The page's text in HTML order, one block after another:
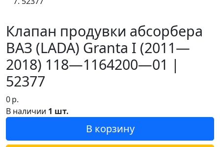
Клапан продувки абсорбера
ВАЗ (LADA) Granta I (2011—
2018) 118—1164200—01 |
52377
0р.
В наличии 1 шт.
В корзину